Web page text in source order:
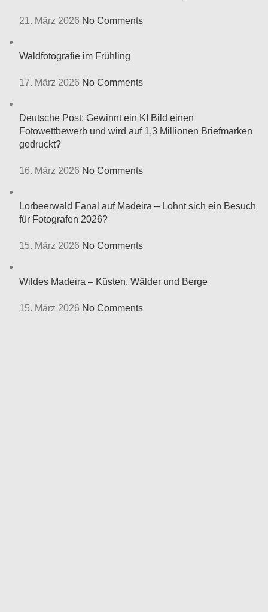
21. März 2026 No Comments
Waldfotografie im Frühling
17. März 2026 No Comments
Deutsche Post: Gewinnt ein KI Bild einen
Fotowettbewerb und wird auf 1,3 Millionen Briefmarken
gedruckt?
16. März 2026 No Comments
Lorbeerwald Fanal auf Madeira – Lohnt sich ein Besuch
für Fotografen 2026?
15. März 2026 No Comments
Wildes Madeira – Küsten, Wälder und Berge
15. März 2026 No Comments